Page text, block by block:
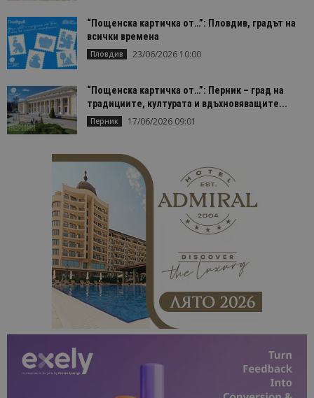
“Пощенска картичка от…”: Пловдив, градът на
всички времена
Пловдив 23/06/2026 10:00
“Пощенска картичка от…”: Перник – град на
традициите, културата и вдъхновяващите...
Перник 17/06/2026 09:01